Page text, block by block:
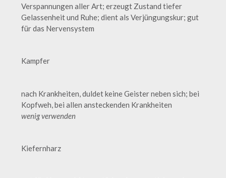
Verspannungen aller Art; erzeugt Zustand tiefer
Gelassenheit und Ruhe; dient als Verjüngungskur; gut
für das Nervensystem
Kampfer
nach Krankheiten, duldet keine Geister neben sich; bei
Kopfweh, bei allen ansteckenden Krankheiten
wenig verwenden
Kiefernharz